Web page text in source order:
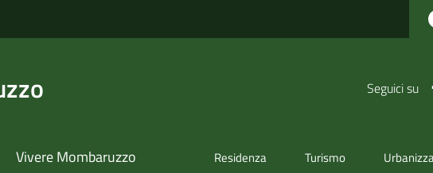
Seguici su
Vivere Mombaruzzo Residenza Turismo